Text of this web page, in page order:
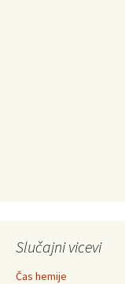
Slučajni vicevi
Čas hemije